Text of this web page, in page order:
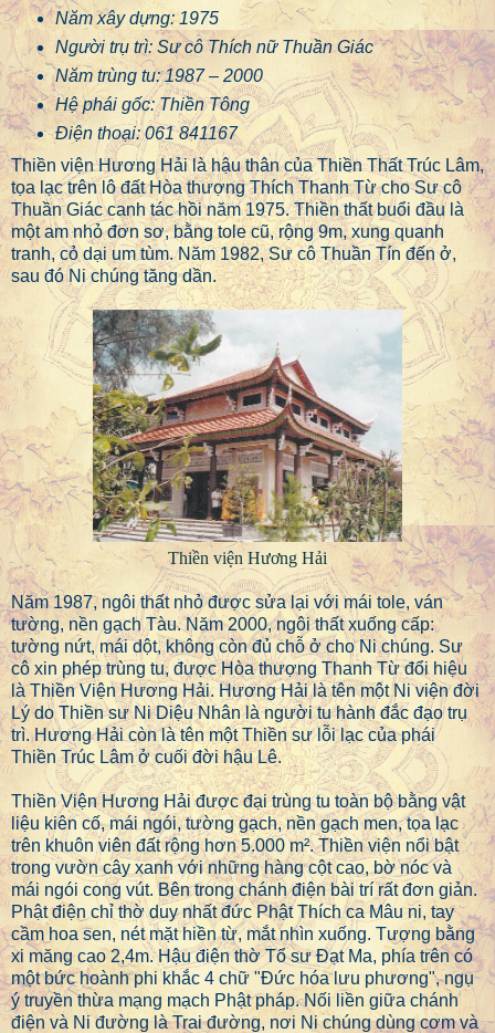
Năm xây dựng: 1975
Người trụ trì: Sư cô Thích nữ Thuần Giác
Năm trùng tu: 1987 – 2000
Hệ phái gốc: Thiền Tông
Điện thoại: 061 841167
Thiền viện Hương Hải là hậu thân của Thiền Thất Trúc Lâm,
tọa lạc trên lô đất Hòa thượng Thích Thanh Từ cho Sư cô
Thuần Giác canh tác hồi năm 1975. Thiền thất buổi đầu là
một am nhỏ đơn sơ, bằng tole cũ, rộng 9m, xung quanh
tranh, cỏ dại um tùm. Năm 1982, Sư cô Thuần Tín đến ở,
sau đó Ni chúng tăng dần.
Thiền viện Hương Hải
Năm 1987, ngôi thất nhỏ được sửa lại với mái tole, ván
tường, nền gạch Tàu. Năm 2000, ngôi thất xuống cấp:
tường nứt, mái dột, không còn đủ chỗ ở cho Ni chúng. Sư
cô xin phép trùng tu, được Hòa thượng Thanh Từ đổi hiệu
là Thiền Viện Hương Hải. Hương Hải là tên một Ni viện đời
Lý do Thiền sư Ni Diệu Nhân là người tu hành đắc đạo trụ
trì. Hương Hải còn là tên một Thiền sư lỗi lạc của phái
Thiền Trúc Lâm ở cuối đời hậu Lê.
Thiền Viện Hương Hải được đại trùng tu toàn bộ bằng vật
liệu kiên cố, mái ngói, tường gạch, nền gạch men, tọa lạc
trên khuôn viên đất rộng hơn 5.000 m². Thiền viện nổi bật
trong vườn cây xanh với những hàng cột cao, bờ nóc và
mái ngói cong vút. Bên trong chánh điện bài trí rất đơn giản.
Phật điện chỉ thờ duy nhất đức Phật Thích ca Mâu ni, tay
cầm hoa sen, nét mặt hiền từ, mắt nhìn xuống. Tượng bằng
xi măng cao 2,4m. Hậu điện thờ Tổ sư Đạt Ma, phía trên có
một bức hoành phi khắc 4 chữ "Đức hóa lưu phương", ngụ
ý truyền thừa mạng mạch Phật pháp. Nối liền giữa chánh
điện và Ni đường là Trai đường, nơi Ni chúng dùng cơm và